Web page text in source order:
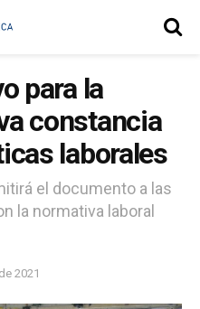
para la
constancia
laborales
el documento a las
la normativa laboral
2021